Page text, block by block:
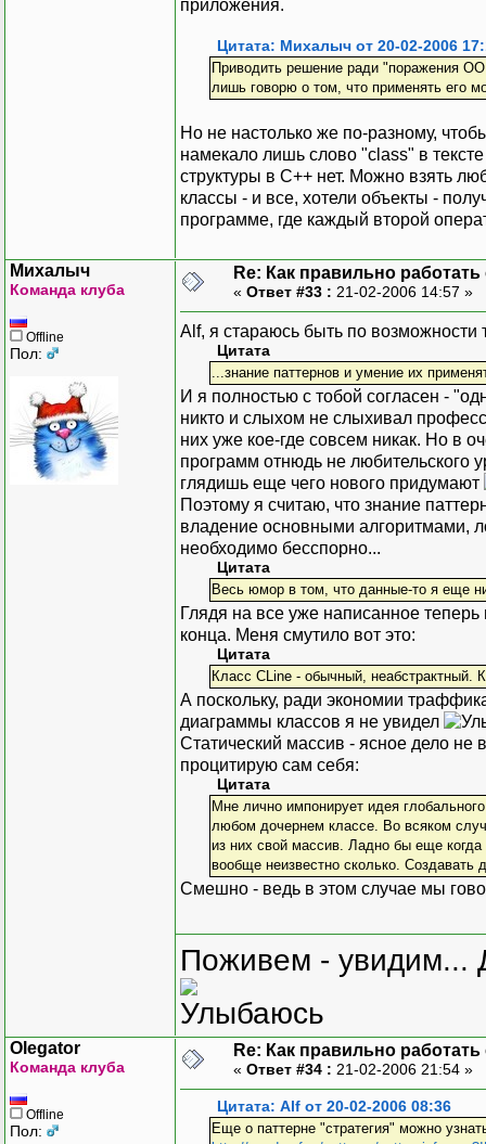
приложения.
Цитата: Михалыч от 20-02-2006
Приводить решение ради "поражения
лишь говорю о том, что применять его
Но не настолько же по-разному,
намекало лишь слово "class" в
структуры в C++ нет. Можно взять
классы - и все, хотели объекты -
программе, где каждый второй
Михалыч
Команда клуба
Offline
Пол:
Re: Как правильно
« Ответ #33 : 21-02-2006 14:57 »
Alf, я стараюсь быть по
Цитата
...знание паттернов и умение их
И я полностью с тобой согласен -
никто и слыхом не слыхивал
них уже кое-где совсем никак. Но в
программ отнюдь не любительского
глядишь еще чего нового придумают
Поэтому я считаю, что знание
владение основными алгоритмами,
необходимо бесспорно...
Цитата
Весь юмор в том, что данные-то я еще
Глядя на все уже написанное
конца. Меня смутило вот это:
Цитата
Класс CLine - обычный, неабстрактный.
А поскольку, ради экономии
диаграммы классов я не увидел
Статический массив - ясное дело не
процитирую сам себя:
Цитата
Мне лично импонирует идея
любом дочернем классе. Во всяком
из них свой массив. Ладно бы еще
вообще неизвестно сколько. Создавать
Смешно - ведь в этом случае мы
Поживем - увидим...
Olegator
Команда клуба
Offline
Пол:
Re: Как правильно
« Ответ #34 : 21-02-2006 21:54 »
Цитата: Alf от 20-02-2006 08:36
Еще о паттерне "стратегия" можно